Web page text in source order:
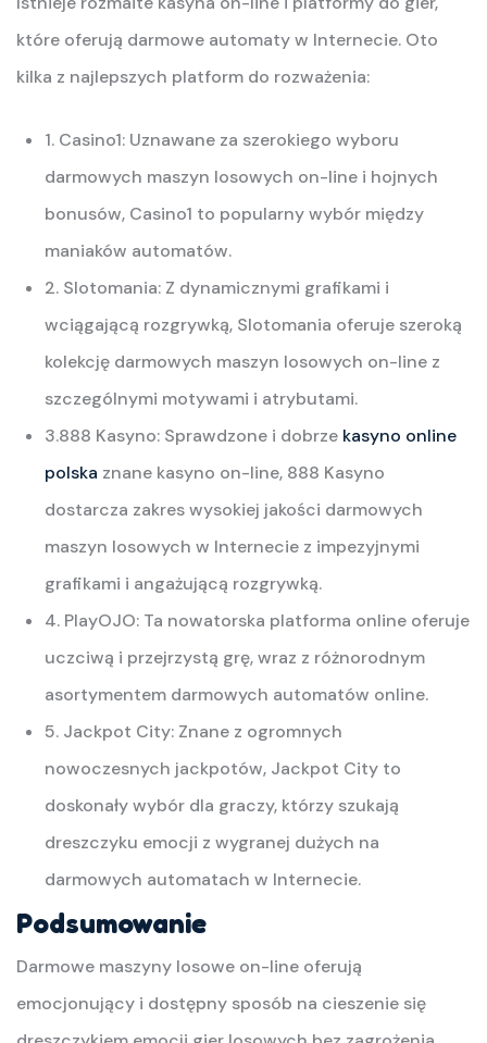
które oferują darmowe automaty w Internecie. Oto
kilka z najlepszych platform do rozważenia:
1. Casino1: Uznawane za szerokiego wyboru
darmowych maszyn losowych on-line i hojnych
bonusów, Casino1 to popularny wybór między
maniaków automatów.
2. Slotomania: Z dynamicznymi grafikami i
wciągającą rozgrywką, Slotomania oferuje szeroką
kolekcję darmowych maszyn losowych on-line z
szczególnymi motywami i atrybutami.
3.888 Kasyno: Sprawdzone i dobrze kasyno online
polska znane kasyno on-line, 888 Kasyno
dostarcza zakres wysokiej jakości darmowych
maszyn losowych w Internecie z impezyjnymi
grafikami i angażującą rozgrywką.
4. PlayOJO: Ta nowatorska platforma online oferuje
uczciwą i przejrzystą grę, wraz z różnorodnym
asortymentem darmowych automatów online.
5. Jackpot City: Znane z ogromnych
nowoczesnych jackpotów, Jackpot City to
doskonały wybór dla graczy, którzy szukają
dreszczyku emocji z wygranej dużych na
darmowych automatach w Internecie.
Podsumowanie
Darmowe maszyny losowe on-line oferują
emocjonujący i dostępny sposób na cieszenie się